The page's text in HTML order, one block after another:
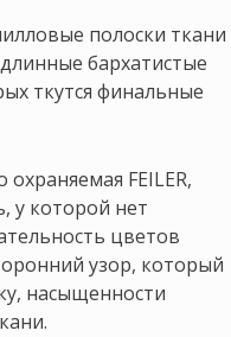
полоски ткани
бархатистые
ткутся финальные
FEILER,
у которой нет
цветов
узор, который
насыщенности